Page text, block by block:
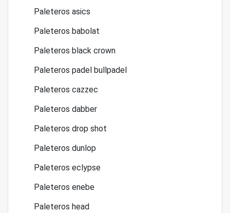
Paleteros asics
Paleteros babolat
Paleteros black crown
Paleteros padel bullpadel
Paleteros cazzec
Paleteros dabber
Paleteros drop shot
Paleteros dunlop
Paleteros eclypse
Paleteros enebe
Paleteros head